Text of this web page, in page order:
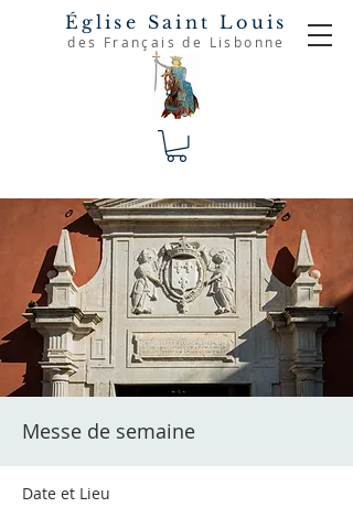
Église Saint Louis
des Français de Lisbonne
Messe de semaine
Date et Lieu